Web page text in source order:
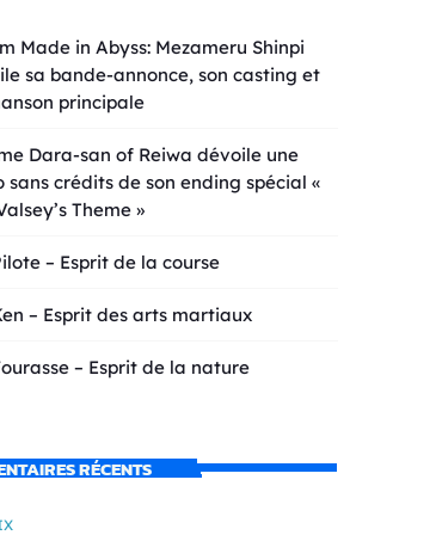
Made in Abyss: Mezameru Shinpi
sa bande-annonce, son casting et
principale
Dara-san of Reiwa dévoile une
sans crédits de son ending spécial «
Theme »
– Esprit de la course
– Esprit des arts martiaux
– Esprit de la nature
RÉCENTS